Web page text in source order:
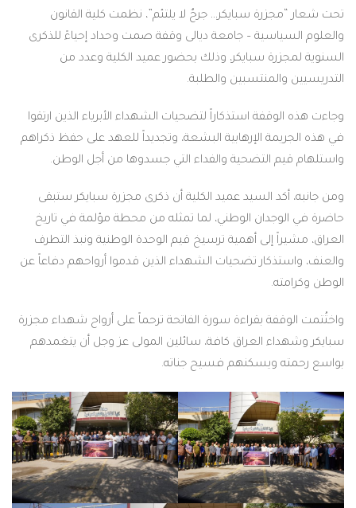
سبايكر… جرحٌ لا يلتئم”، نظمت كلية القانون
– جامعة ديالى وقفة صمت وحداد إحياءً للذكرى
سبايكر، وذلك بحضور عميد الكلية وعدد من
والطلبة.
استذكاراً لتضحيات الشهداء الأبرياء الذين ارتقوا
الإرهابية البشعة، وتجديداً للعهد على حفظ ذكراهم
التضحية والفداء التي جسدوها من أجل الوطن.
السيد عميد الكلية أن ذكرى مجزرة سبايكر ستبقى
الوطني، لما تمثله من محطة مؤلمة في تاريخ
إلى أهمية ترسيخ قيم الوحدة الوطنية ونبذ التطرف
تضحيات الشهداء الذين قدموا أرواحهم دفاعاً عن
بقراءة سورة الفاتحة ترحماً على أرواح شهداء مجزرة
العراق كافة، سائلين المولى عز وجل أن يتغمدهم
ويسكنهم فسيح جناته.